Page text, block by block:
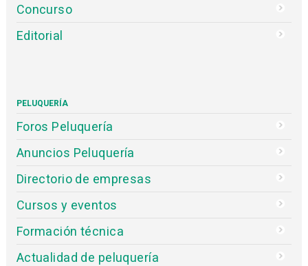
Concurso
Editorial
PELUQUERÍA
Foros Peluquería
Anuncios Peluquería
Directorio de empresas
Cursos y eventos
Formación técnica
Actualidad de peluquería